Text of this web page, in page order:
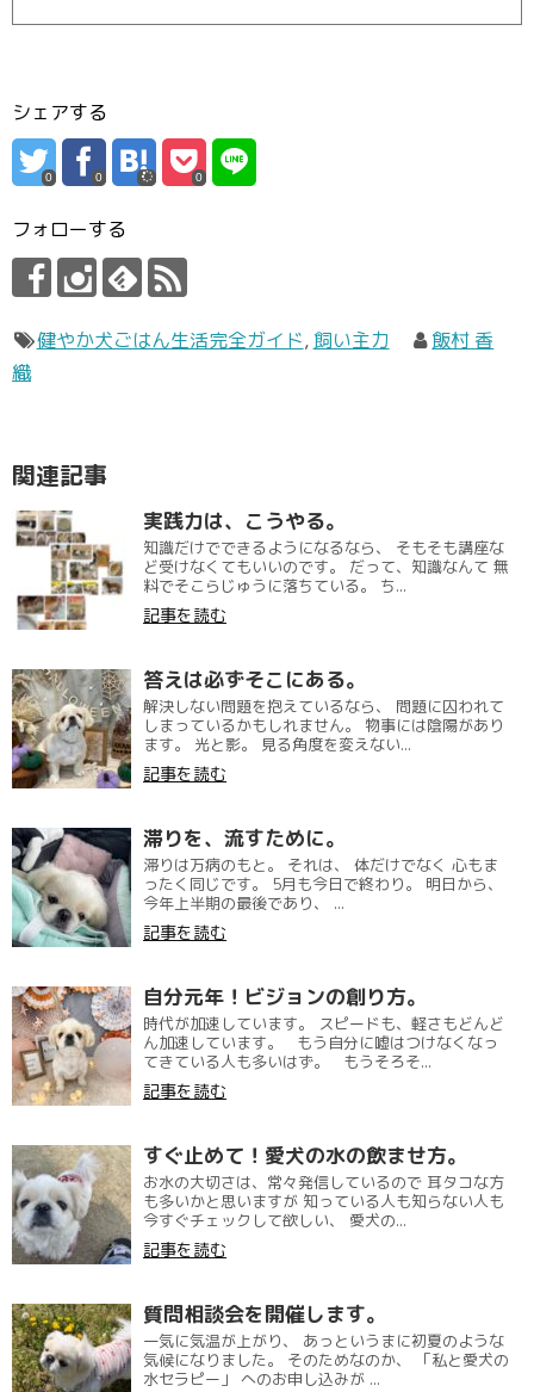
シェアする
0 0 0
フォローする
健やか犬ごはん生活完全ガイド, 飼い主力
飯村 香
織
関連記事
実践力は、こうやる。
知識だけでできるようになるなら、 そもそも講座な
ど受けなくてもいいのです。 だって、知識なんて 無
料でそこらじゅうに落ちている。 ち...
記事を読む
答えは必ずそこにある。
解決しない問題を抱えているなら、 問題に囚われて
しまっているかもしれません。 物事には陰陽があり
ます。 光と影。 見る角度を変えない...
記事を読む
滞りを、流すために。
滞りは万病のもと。 それは、 体だけでなく 心もま
ったく同じです。 5月も今日で終わり。 明日から、
今年上半期の最後であり、 ...
記事を読む
自分元年！ビジョンの創り方。
時代が加速しています。 スピードも、軽さもどんど
ん加速しています。 もう自分に嘘はつけなくなっ
てきている人も多いはず。 もうそろそ...
記事を読む
すぐ止めて！愛犬の水の飲ませ方。
お水の大切さは、常々発信しているので 耳タコな方
も多いかと思いますが 知っている人も知らない人も
今すぐチェックして欲しい、 愛犬の...
記事を読む
質問相談会を開催します。
一気に気温が上がり、 あっというまに初夏のような
気候になりました。 そのためなのか、 「私と愛犬の
水セラピー」 へのお申し込みが ...